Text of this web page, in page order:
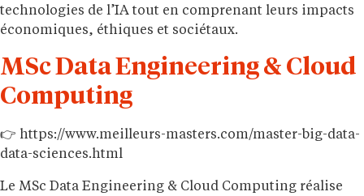
technologies de l’IA tout en comprenant leurs impacts
économiques, éthiques et sociétaux.
MSc Data Engineering & Cloud
Computing
👉 https://www.meilleurs-masters.com/master-big-data-
data-sciences.html
Le MSc Data Engineering & Cloud Computing réalise